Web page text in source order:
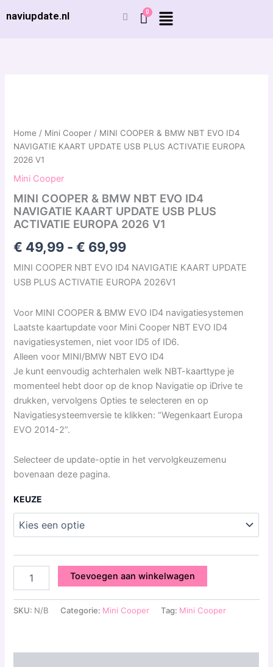
naar
naviupdate.nl
Home / Mini Cooper / MINI COOPER & BMW NBT EVO ID4
NAVIGATIE KAART UPDATE USB PLUS ACTIVATIE EUROPA
2026 V1
Mini Cooper
MINI COOPER & BMW NBT EVO ID4
NAVIGATIE KAART UPDATE USB PLUS
ACTIVATIE EUROPA 2026 V1
€ 49,99 - € 69,99
tot
MINI COOPER NBT EVO ID4 NAVIGATIE KAART UPDATE
USB PLUS ACTIVATIE EUROPA 2026V1
Voor MINI COOPER & BMW EVO ID4 navigatiesystemen
Laatste kaartupdate voor Mini Cooper NBT EVO ID4
navigatiesystemen, niet voor ID5 of ID6.
Alleen voor MINI/BMW NBT EVO ID4
Je kunt eenvoudig achterhalen welk NBT-kaarttype je
momenteel hebt door op de knop Navigatie op iDrive te
drukken, vervolgens Opties te selecteren en op
Navigatiesysteemversie te klikken: “Wegenkaart Europa
EVO 2014-2”.
Selecteer de update-optie in het vervolgkeuzemenu
bovenaan deze pagina.
KEUZE
NBT
EVO
ID4
KAART
UPDATE
USB
PLUS
ACTIVATIE
EUROPA
2026
V1
aantal
Toevoegen aan winkelwagen
SKU: N/B Categorie: Mini Cooper Tag: Mini Cooper